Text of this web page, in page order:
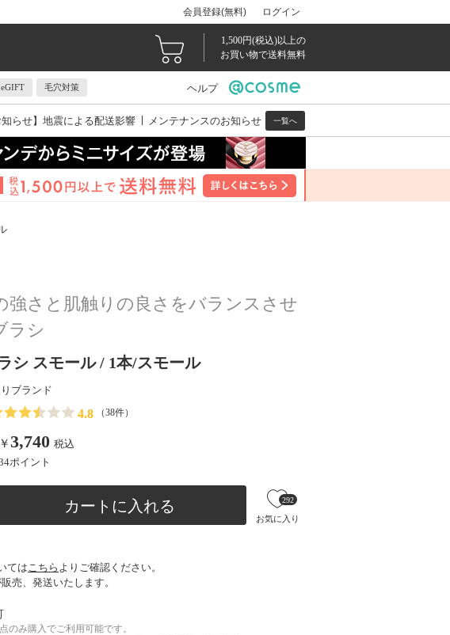
会員登録(無料) ログイン
1,500円(税込)以上の
お買い物で送料無料
eGIFT 毛穴対策 ヘルプ
知らせ】 地震による配送影響 メンテナンスのお知らせ 一覧へ
強さと肌触りの良さをバランスさせ
ラシ
シ スモール / 1本/スモール
ブランド
4.8 （38件）
￥3,740 税込
ポイント
カートに入れる
お気に入り
292
ては こちら よりご確認ください。
売、発送いたします。
のみ購入でご利用可能です。